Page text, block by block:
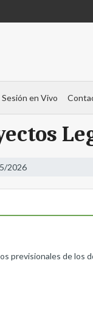
Sesión en Vivo
2026
previsionales de